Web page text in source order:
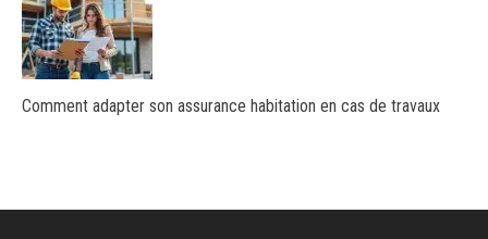
Comment adapter son assurance habitation en cas de travaux